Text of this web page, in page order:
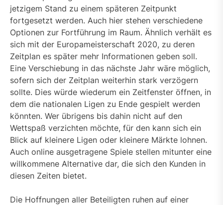
jetzigem Stand zu einem späteren Zeitpunkt
fortgesetzt werden. Auch hier stehen verschiedene
Optionen zur Fortführung im Raum. Ähnlich verhält es
sich mit der Europameisterschaft 2020, zu deren
Zeitplan es später mehr Informationen geben soll.
Eine Verschiebung in das nächste Jahr wäre möglich,
sofern sich der Zeitplan weiterhin stark verzögern
sollte. Dies würde wiederum ein Zeitfenster öffnen, in
dem die nationalen Ligen zu Ende gespielt werden
könnten. Wer übrigens bis dahin nicht auf den
Wettspaß verzichten möchte, für den kann sich ein
Blick auf kleinere Ligen oder kleinere Märkte lohnen.
Auch online ausgetragene Spiele stellen mitunter eine
willkommene Alternative dar, die sich den Kunden in
diesen Zeiten bietet.
Die Hoffnungen aller Beteiligten ruhen auf einer